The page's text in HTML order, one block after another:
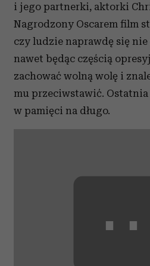
i jego partnerki, aktorki
Nagrodzony Oscarem film
czy ludzie naprawdę się
nawet będąc częścią
zachować wolną wolę i
mu przeciwstawić. Ostatnia
w pamięci na długo.